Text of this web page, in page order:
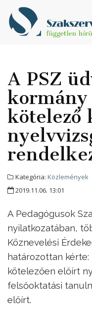
A PSZ
kötelező
Kategória: Közlemények
2019.11.06. 13:01
A Pedagógusok
nyilatkozatában,
Köznevelési
határozottan kérte:
kötelezően előírt
felsőoktatási
előírt.